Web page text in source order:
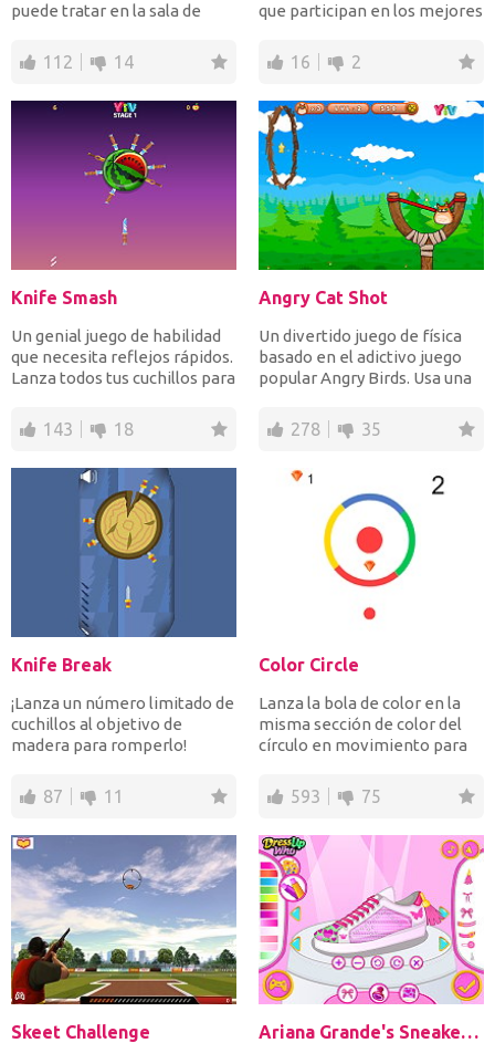
puede tratar en la sala de
112 14
que participan en los mejores
16 2
Knife Smash
Un genial juego de habilidad
que necesita reflejos rápidos.
Lanza todos tus cuchillos para
143 18
Angry Cat Shot
Un divertido juego de física
basado en el adictivo juego
popular Angry Birds. Usa una
278 35
Knife Break
¡Lanza un número limitado de
cuchillos al objetivo de
madera para romperlo!
87 11
Color Circle
Lanza la bola de color en la
misma sección de color del
círculo en movimiento para
593 75
Skeet Challenge Ariana Grande's Sneaker Designer